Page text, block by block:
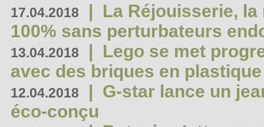
17.04.2018 | La Réjouisserie,
100% sans perturbateurs
13.04.2018 | Lego se met
avec des briques en
12.04.2018 | G-star lance un
éco-conçu